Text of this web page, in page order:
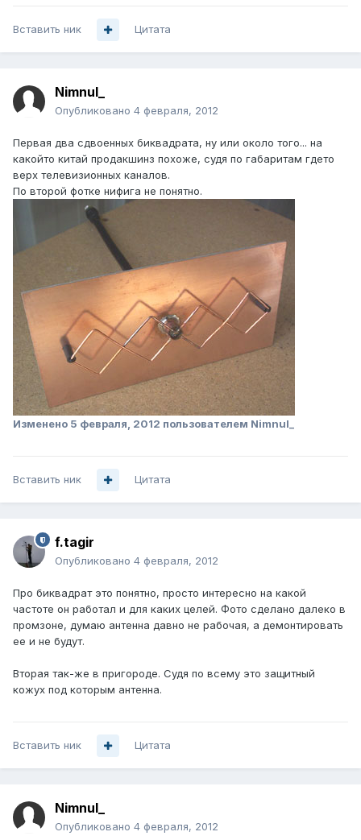
Вставить ник Цитата
Nimnul_
Опубликовано 4 февраля, 2012
Первая два сдвоенных биквадрата, ну или около того... на
какойто китай продакшинз похоже, судя по габаритам гдето
верх телевизионных каналов.
По второй фотке нифига не понятно.
Изменено 5 февраля, 2012 пользователем Nimnul_
Вставить ник Цитата
f.tagir
Опубликовано 4 февраля, 2012
Про биквадрат это понятно, просто интересно на какой
частоте он работал и для каких целей. Фото сделано далеко в
промзоне, думаю антенна давно не рабочая, а демонтировать
ее и не будут.
Вторая так-же в пригороде. Судя по всему это защитный
кожух под которым антенна.
Вставить ник Цитата
Nimnul_
Опубликовано 4 февраля, 2012